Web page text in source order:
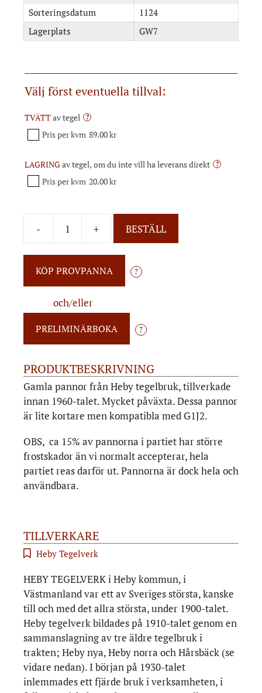
Sorteringsdatum
1124
Lagerplats
GW7
Välj först eventuella tillval:
TVÄTTav tegel ?
Pris per kvm 89.00 kr
LAGRINGav tegel, om du inte vill ha leverans direkt ?
Pris per kvm 20.00 kr
- + BESTÄLL
?
och/eller
?
PRODUKTBESKRIVNING
Gamla pannor från Heby tegelbruk, tillverkade
innan 1960-talet. Mycket påväxta. Dessa pannor
är lite kortare men kompatibla med G1J2.
OBS, ca 15% av pannorna i partiet har större
frostskador än vi normalt accepterar, hela
partiet reas darför ut. Pannorna är dock hela och
användbara.
TILLVERKARE
Heby Tegelverk
HEBY TEGELVERK i Heby kommun, i
Västmanland var ett av Sveriges största, kanske
till och med det allra största, under 1900-talet.
Heby tegelverk bildades på 1910-talet genom en
sammanslagning av tre äldre tegelbruk i
trakten; Heby nya, Heby norra och Hårsbäck (se
vidare nedan). I början på 1930-talet
inlemmades ett fjärde bruk i verksamheten, i